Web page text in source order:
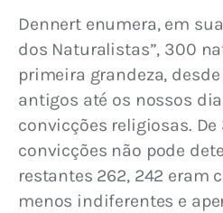
Dennert enumera, em
dos Naturalistas”, 300
primeira grandeza,
antigos até os nossos
convicções religiosas.
convicções não pode
restantes 262, 242 eram
menos indiferentes e